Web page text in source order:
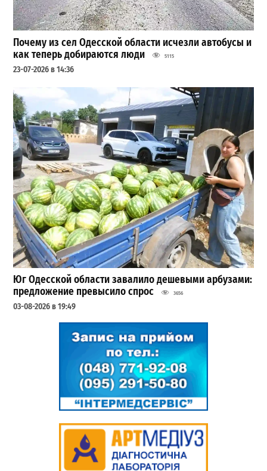
Почему из сел Одесской области исчезли автобусы и
как теперь добираются люди
5115
23-07-2026 в 14:36
Юг Одесской области завалило дешевыми арбузами:
предложение превысило спрос
3656
03-08-2026 в 19:49